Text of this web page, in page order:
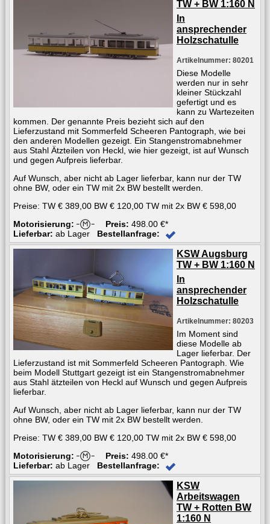
TW + BW 1:160 N
In
ansprechender
Holzschatulle
Artikelnummer: 80201
Diese Modelle
werden nur in sehr
kleiner Stückzahl
gefertigt und es
kann zu Wartezeiten
kommen. Der genannte Preis bezieht sich auf den
Lieferzustand mit Sommerfeld Scheeren Pantograph, wie bei
den anderen Modellen gezeigt. Ein Stangenstromabnehmer
aus Stahl Ätzteilen von Heckl, wie hier gezeigt, ist auf Wunsch
und gegen Aufpreis lieferbar.
Auf Wunsch, aber nicht ab Lager lieferbar, kann nur der TW
ohne BW, oder ein TW mit 2x BW bestellt werden.
Preise: TW € 389,00 BW € 120,00 TW mit 2x BW € 598,00
Motorisierung:
Preis: 498.00 €*
Lieferbar: ab Lager Bestellanfrage:
KSW Augsburg
TW + BW 1:160 N
In
ansprechender
Holzschatulle
Artikelnummer: 80203
Im Moment sind
diese Modelle ab
Lager lieferbar. Der
Lieferzustand ist mit Sommerfeld Scheeren Pantograph. Wie
beim Modell Stuttgart gezeigt ist ein Stangenstromabnehmer
aus Stahl ätzteilen von Heckl auf Wunsch und gegen Aufpreis
lieferbar.
Auf Wunsch, aber nicht ab Lager lieferbar, kann nur der TW
ohne BW, oder ein TW mit 2x BW bestellt werden.
Preise: TW € 389,00 BW € 120,00 TW mit 2x BW € 598,00
Motorisierung:
Preis: 498.00 €*
Lieferbar: ab Lager Bestellanfrage:
KSW
Arbeitswagen
TW + Rotten BW
1:160 N